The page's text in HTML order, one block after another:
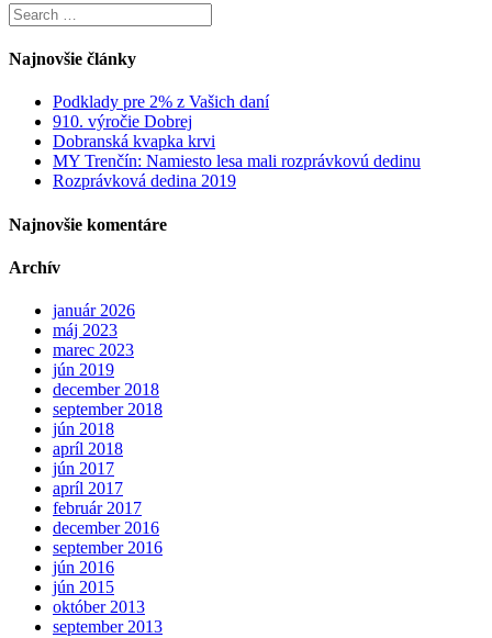
Search
for:
Najnovšie články
Podklady pre 2% z Vašich daní
910. výročie Dobrej
Dobranská kvapka krvi
MY Trenčín: Namiesto lesa mali rozprávkovú dedinu
Rozprávková dedina 2019
Najnovšie komentáre
Archív
január 2026
máj 2023
marec 2023
jún 2019
december 2018
september 2018
jún 2018
apríl 2018
jún 2017
apríl 2017
február 2017
december 2016
september 2016
jún 2016
jún 2015
október 2013
september 2013